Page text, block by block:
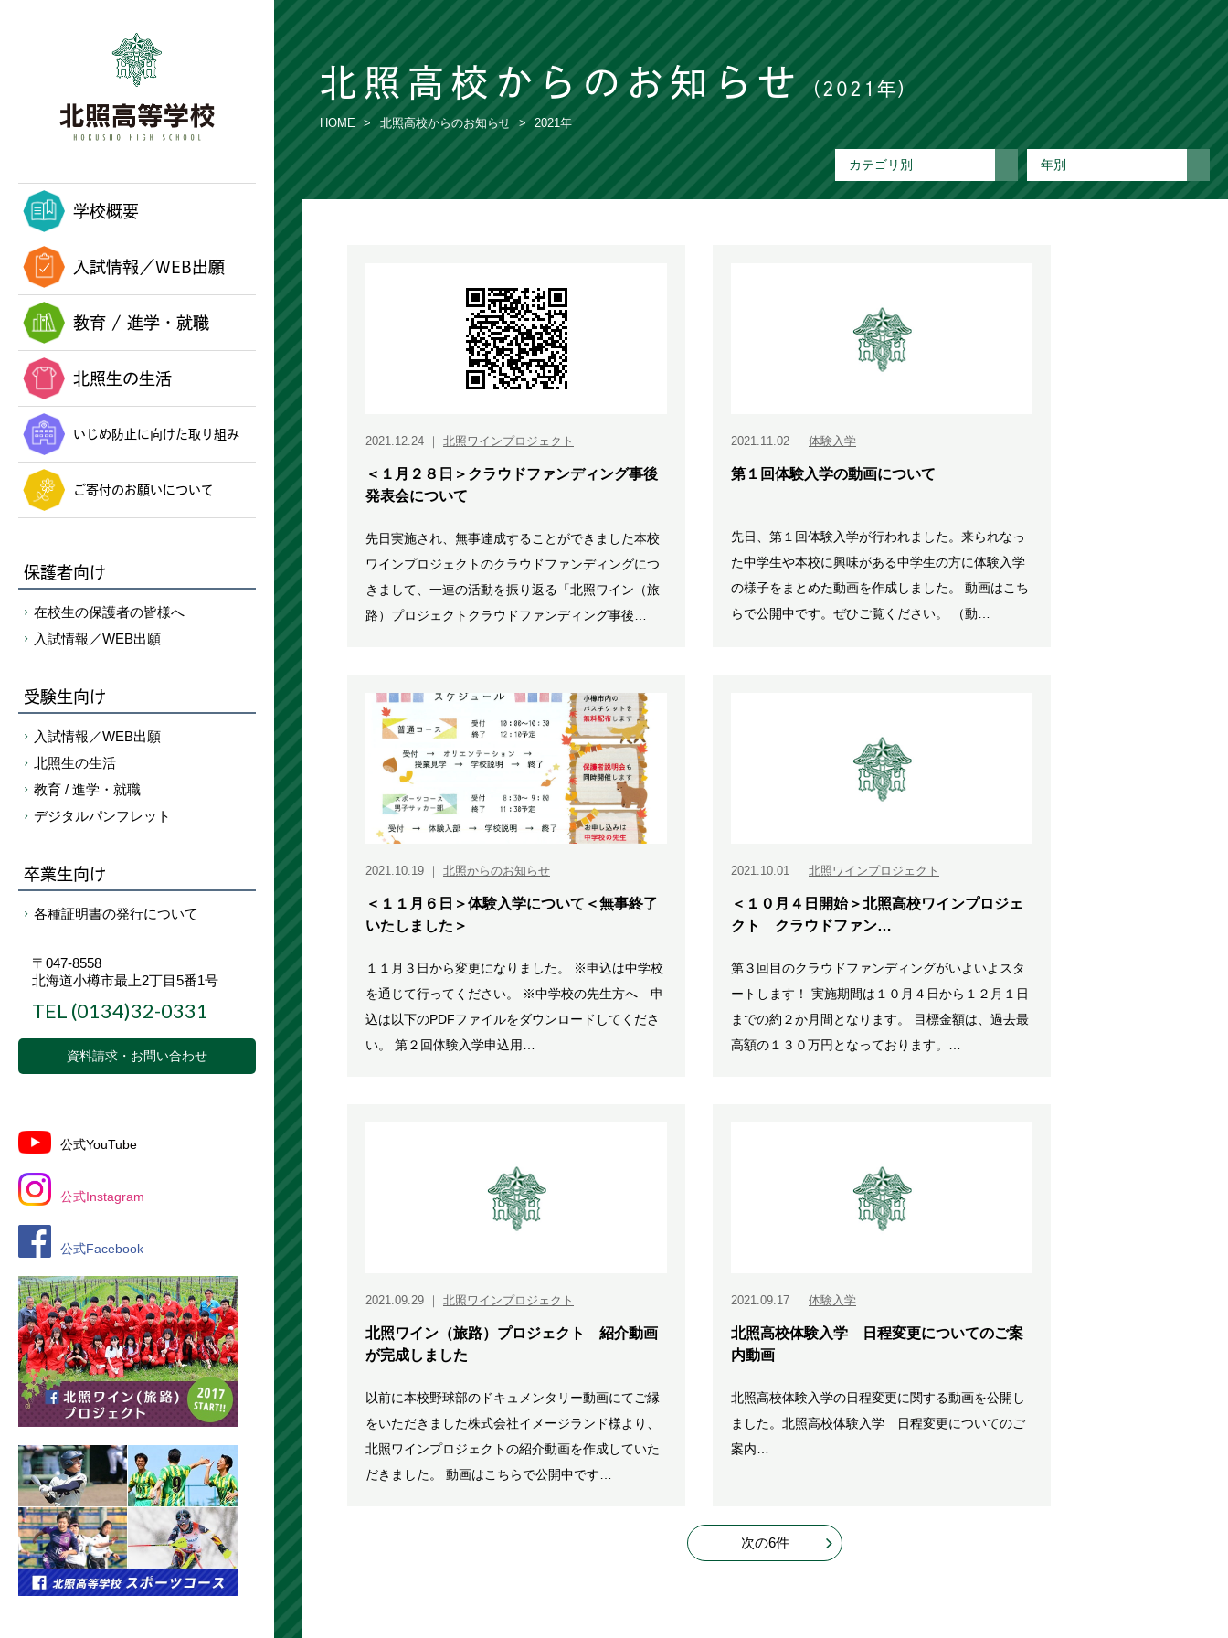
学校概要
入試情報／WEB出願
教育 / 進学・就職
北照生の生活
いじめ防止に向けた取り組み
ご寄付のお願いについて
保護者向け
在校生の保護者の皆様へ
入試情報／WEB出願
受験生向け
入試情報／WEB出願
北照生の生活
教育 / 進学・就職
デジタルパンフレット
卒業生向け
各種証明書の発行について
〒047-8558
北海道小樽市最上2丁目5番1号
TEL (0134)32-0331
資料請求・お問い合わせ
公式YouTube
公式Instagram
公式Facebook
北照高校からのお知らせ （2021年）
HOME 北照高校からのお知らせ 2021年
カテゴリ別 年別
2021.12.24 ｜ 北照ワインプロジェクト
＜１月２８日＞クラウドファンディング事後
発表会について
先日実施され、無事達成することができました本校
ワインプロジェクトのクラウドファンディングにつ
きまして、一連の活動を振り返る「北照ワイン（旅
路）プロジェクトクラウドファンディング事後…
2021.11.02 ｜ 体験入学
第１回体験入学の動画について
先日、第１回体験入学が行われました。来られなっ
た中学生や本校に興味がある中学生の方に体験入学
の様子をまとめた動画を作成しました。 動画はこち
らで公開中です。ぜひご覧ください。 （動…
2021.10.19 ｜ 北照からのお知らせ
＜１１月６日＞体験入学について＜無事終了
いたしました＞
１１月３日から変更になりました。 ※申込は中学校
を通じて行ってください。 ※中学校の先生方へ 申
込は以下のPDFファイルをダウンロードしてくださ
い。 第２回体験入学申込用…
2021.10.01 ｜ 北照ワインプロジェクト
＜１０月４日開始＞北照高校ワインプロジェ
クト クラウドファン…
第３回目のクラウドファンディングがいよいよスタ
ートします！ 実施期間は１０月４日から１２月１日
までの約２か月間となります。 目標金額は、過去最
高額の１３０万円となっております。…
2021.09.29 ｜ 北照ワインプロジェクト
北照ワイン（旅路）プロジェクト 紹介動画
が完成しました
以前に本校野球部のドキュメンタリー動画にてご縁
をいただきました株式会社イメージランド様より、
北照ワインプロジェクトの紹介動画を作成していた
だきました。 動画はこちらで公開中です…
2021.09.17 ｜ 体験入学
北照高校体験入学 日程変更についてのご案
内動画
北照高校体験入学の日程変更に関する動画を公開し
ました。北照高校体験入学 日程変更についてのご
案内…
次の6件